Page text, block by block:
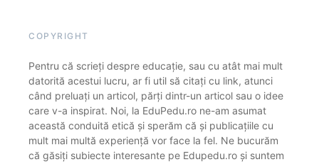
COPYRIGHT
Pentru că scrieți despre educație, sau cu atât mai mult
datorită acestui lucru, ar fi util să citați cu link, atunci
când preluați un articol, părți dintr-un articol sau o idee
care v-a inspirat. Noi, la EduPedu.ro ne-am asumat
această conduită etică și sperăm că și publicațiile cu
mult mai multă experiență vor face la fel. Ne bucurăm
că găsiți subiecte interesante pe Edupedu.ro și suntem